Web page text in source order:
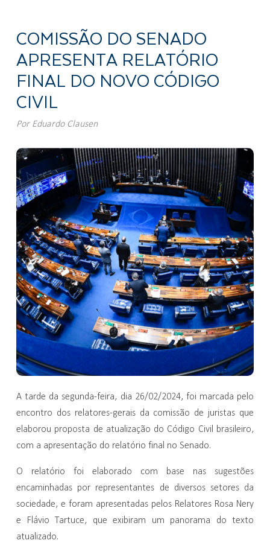
COMISSÃO DO SENADO
APRESENTA RELATÓRIO
FINAL DO NOVO CÓDIGO
CIVIL
Por Eduardo Clausen
A tarde da segunda-feira, dia 26/02/2024, foi marcada pelo
encontro dos relatores-gerais da comissão de juristas que
elaborou proposta de atualização do Código Civil brasileiro,
com a apresentação do relatório final no Senado.
O relatório foi elaborado com base nas sugestões
encaminhadas por representantes de diversos setores da
sociedade, e foram apresentadas pelos Relatores Rosa Nery
e Flávio Tartuce, que exibiram um panorama do texto
atualizado.